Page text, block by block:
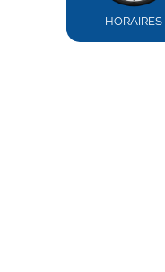
HORAIRES